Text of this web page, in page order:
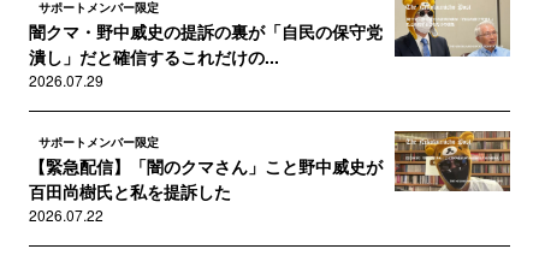
サポートメンバー限定
闇クマ・野中威史の提訴の裏が「自民の保守党
潰し」だと確信するこれだけの...
2026.07.29
サポートメンバー限定
【緊急配信】「闇のクマさん」こと野中威史が
百田尚樹氏と私を提訴した
2026.07.22